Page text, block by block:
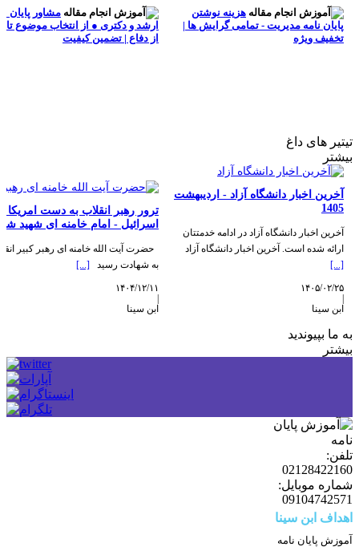
هزینه نوشتن
پایان نامه مدیریت - تمامی گرایش ها |
تخفیف ویژه
مشاور پایان
ارشد و دکتری ● از انتخاب موضوع تا
از دفاع | تضمین کیفیت
تیتیر های داغ
بیشتر
آخرین اخبار دانشگاه آزاد - اردیبهشت
1405
آخرین اخبار دانشگاه آزاد در ادامه خدمتتان
ارائه شده است. آخرین اخبار دانشگاه آزاد
۱۴۰۵/۰۲/۲۵
ابن سینا
ترور رهبر انقلاب به دست امریکا و
اسرائیل - امام خامنه ای شهید
حضرت آیت الله خامنه ای رهبر کبیر
به شهادت رسید
۱۴۰۴/۱۲/۱۱
ابن سینا
به ما بپیوندید
بیشتر
تلفن:
02128422160
شماره موبایل:
09104742571
اهداف ابن سینا
آموزش پایان نامه